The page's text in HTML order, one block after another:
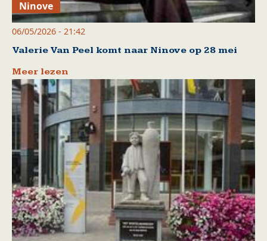
Ninove
06/05/2026 - 21:42
Valerie Van Peel komt naar Ninove op 28 mei
Meer lezen